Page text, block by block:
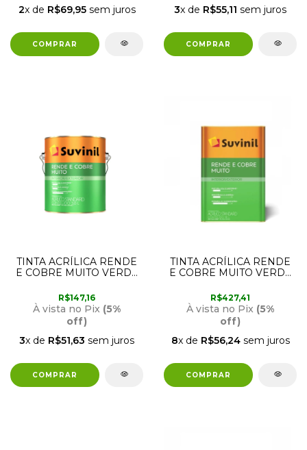
2x de R$69,95sem juros
3x de R$55,11 sem juros
TINTA ACRÍLICA RENDE
E COBRE MUITO VERDE
SUVINIL
R$147,16
À vista no Pix (5%
off)
3x de R$51,63 sem juros
TINTA ACRÍLICA RENDE
E COBRE MUITO VERDE
SUVINIL
R$427,41
À vista no Pix (5%
off)
8x de R$56,24sem juros